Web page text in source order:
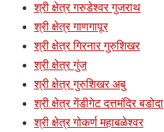
श्री क्षेत्र गरुडेश्वर गुजराथ
श्री क्षेत्र गाणगापूर
श्री क्षेत्र गिरनार गुरुशिखर
श्री क्षेत्र गुंज
श्री क्षेत्र गुरुशिखर अबु
श्री क्षेत्र गेंडीगेट दत्तमंदिर बडोदा
श्री क्षेत्र गोकर्ण महाबळेश्वर